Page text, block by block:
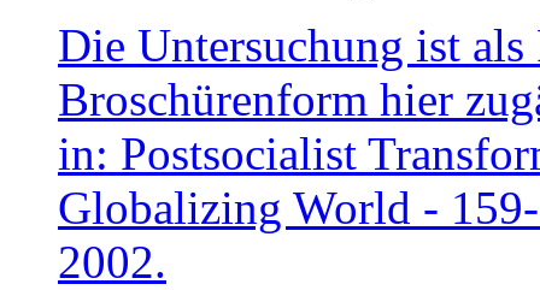
Die Untersuchung ist
Broschürenform hier
in: Postsocialist
Globalizing World -
2002.